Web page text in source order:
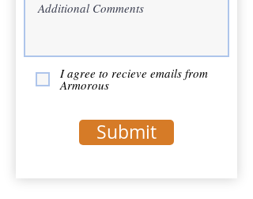
I agree to recieve emails from
Armorous
Submit